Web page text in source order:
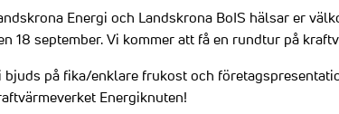
Energi och Landskrona BoIS hälsar er
18 september. Vi kommer att få en rundtur på
bjuds på fika/enklare frukost och
Energiknuten!